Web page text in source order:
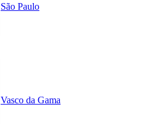
São Paulo
Vasco da Gama